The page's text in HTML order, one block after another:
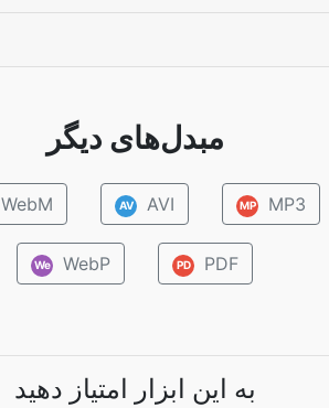
مبدل‌های دیگر
WebM AV AVI MP MP3
We WebP PD PDF
به این ابزار امتیاز دهید